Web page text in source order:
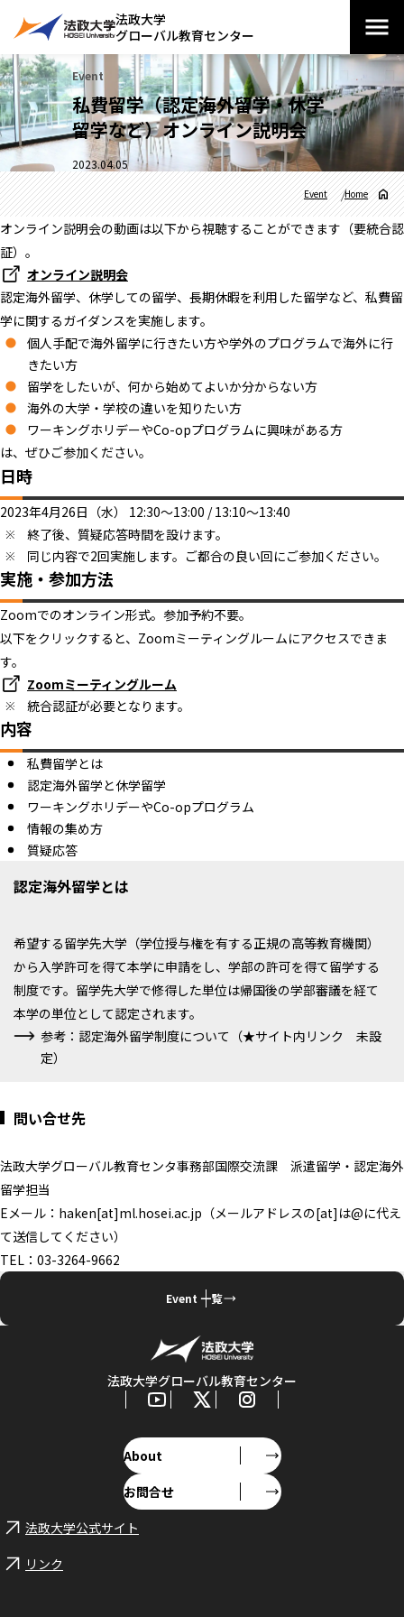
法政大学
グローバル教育センター
Event
私費留学（認定海外留学・休学
留学など）オンライン説明会
2023.04.05
Home
Event
オンライン説明会の動画は以下から視聴することができます（要統合認
証）。
オンライン説明会
認定海外留学、休学しての留学、長期休暇を利用した留学など、私費留
学に関するガイダンスを実施します。
個人手配で海外留学に行きたい方や学外のプログラムで海外に行
きたい方
留学をしたいが、何から始めてよいか分からない方
海外の大学・学校の違いを知りたい方
ワーキングホリデーやCo-opプログラムに興味がある方
は、ぜひご参加ください。
日時
2023年4月26日（水） 12:30～13:00 / 13:10～13:40
終了後、質疑応答時間を設けます。
同じ内容で2回実施します。ご都合の良い回にご参加ください。
実施・参加方法
Zoomでのオンライン形式。参加予約不要。
以下をクリックすると、Zoomミーティングルームにアクセスできま
す。
Zoomミーティングルーム
統合認証が必要となります。
内容
私費留学とは
認定海外留学と休学留学
ワーキングホリデーやCo-opプログラム
情報の集め方
質疑応答
認定海外留学とは
希望する留学先大学（学位授与権を有する正規の高等教育機関）
から入学許可を得て本学に申請をし、学部の許可を得て留学する
制度です。留学先大学で修得した単位は帰国後の学部審議を経て
本学の単位として認定されます。
参考：認定海外留学制度について（★サイト内リンク 未設
定）
問い合せ先
法政大学グローバル教育センタ事務部国際交流課 派遣留学・認定海外
留学担当
Eメール：haken[at]ml.hosei.ac.jp（メールアドレスの[at]は@に代え
て送信してください）
TEL：03-3264-9662
Event 一覧
法政大学グローバル教育センター
About
お問合せ
法政大学公式サイト
リンク